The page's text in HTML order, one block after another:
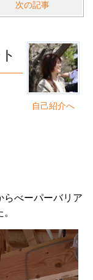
次の記事
自己紹介へ
らべーパーバリア